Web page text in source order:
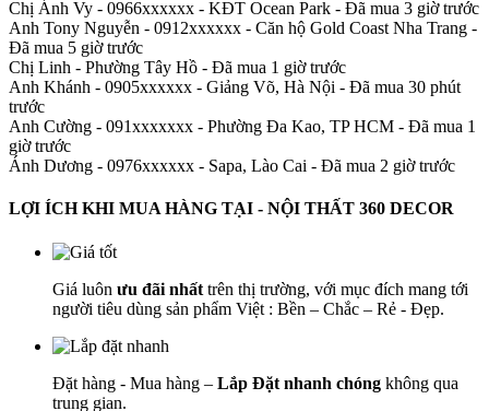
Chị Ánh Vy - 0966xxxxxx - KĐT Ocean Park - Đã mua 3 giờ trước
Anh Tony Nguyễn - 0912xxxxxx - Căn hộ Gold Coast Nha Trang -
Đã mua 5 giờ trước
Chị Linh - Phường Tây Hồ - Đã mua 1 giờ trước
Anh Khánh - 0905xxxxxx - Giảng Võ, Hà Nội - Đã mua 30 phút
trước
Anh Cường - 091xxxxxxx - Phường Đa Kao, TP HCM - Đã mua 1
giờ trước
Ánh Dương - 0976xxxxxx - Sapa, Lào Cai - Đã mua 2 giờ trước
LỢI ÍCH KHI MUA HÀNG TẠI - NỘI THẤT 360 DECOR
Giá luôn ưu đãi nhất trên thị trường, với mục đích mang tới
người tiêu dùng sản phẩm Việt : Bền – Chắc – Rẻ - Đẹp.
Đặt hàng - Mua hàng – Lắp Đặt nhanh chóng không qua
trung gian.